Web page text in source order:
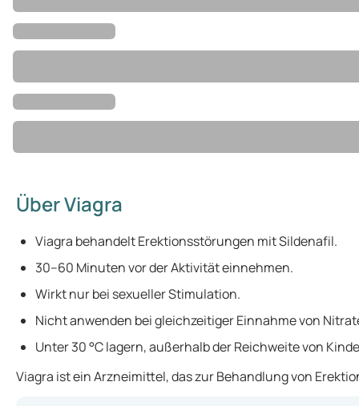
Über Viagra
Viagra behandelt Erektionsstörungen mit Sildenafil.
30–60 Minuten vor der Aktivität einnehmen.
Wirkt nur bei sexueller Stimulation.
Nicht anwenden bei gleichzeitiger Einnahme von
Unter 30 °C lagern, außerhalb der Reichweite von
Viagra ist ein Arzneimittel, das zur Behandlung von